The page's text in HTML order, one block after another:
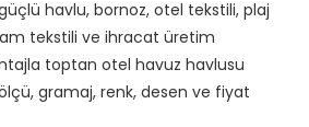
havlu, bornoz, otel tekstili, plaj
tekstili ve ihracat üretim
toptan otel havuz havlusu
gramaj, renk, desen ve fiyat